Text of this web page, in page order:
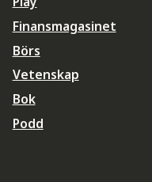
Finansmagasinet
Börs
Vetenskap
Bok
Podd